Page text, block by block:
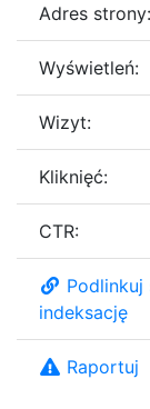
Adres strony:
Wyświetleń:
Wizyt:
Kliknięć:
CTR:
indeksację
Raportuj